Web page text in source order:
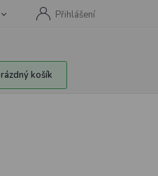
Přihlášení
košík